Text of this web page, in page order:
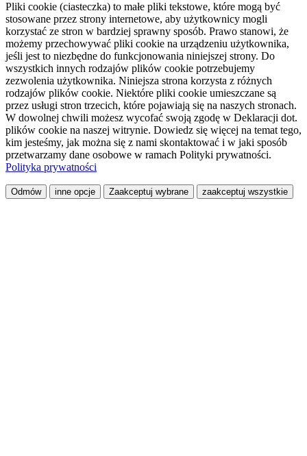
Pliki cookie (ciasteczka) to małe pliki tekstowe, które mogą być
stosowane przez strony internetowe, aby użytkownicy mogli
korzystać ze stron w bardziej sprawny sposób. Prawo stanowi, że
możemy przechowywać pliki cookie na urządzeniu użytkownika,
jeśli jest to niezbędne do funkcjonowania niniejszej strony. Do
wszystkich innych rodzajów plików cookie potrzebujemy
zezwolenia użytkownika. Niniejsza strona korzysta z różnych
rodzajów plików cookie. Niektóre pliki cookie umieszczane są
przez usługi stron trzecich, które pojawiają się na naszych stronach.
W dowolnej chwili możesz wycofać swoją zgodę w Deklaracji dot.
plików cookie na naszej witrynie. Dowiedz się więcej na temat tego,
kim jesteśmy, jak można się z nami skontaktować i w jaki sposób
przetwarzamy dane osobowe w ramach Polityki prywatności.
Polityka prywatności
Odmów inne opcje Zaakceptuj wybrane zaakceptuj wszystkie